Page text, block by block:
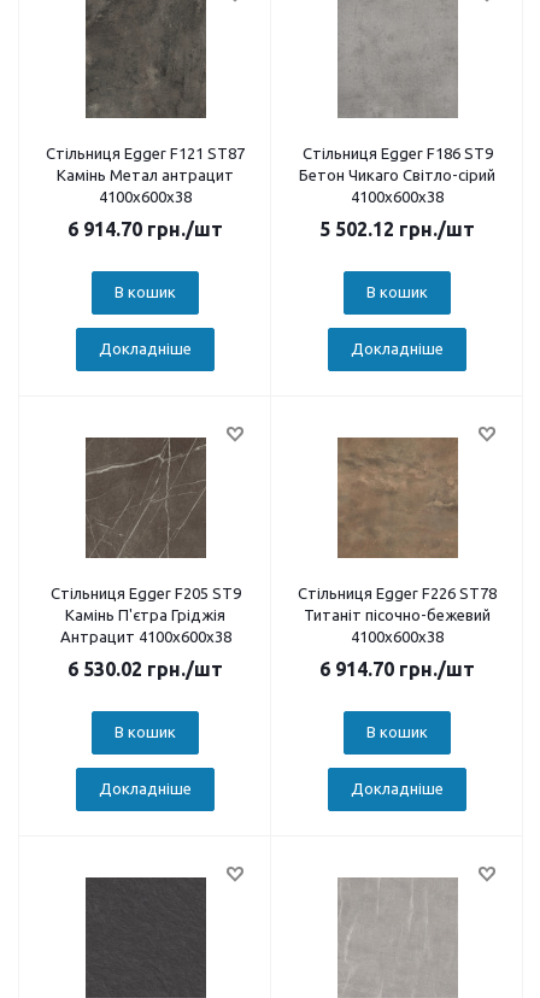
Стільниця Egger F121 ST87
Камінь Метал антрацит
4100х600х38
6 914.70 грн./шт
В кошик
Докладніше
Стільниця Egger F186 ST9
Бетон Чикаго Світло-сірий
4100х600х38
5 502.12 грн./шт
В кошик
Докладніше
Стільниця Egger F205 ST9
Камінь П'єтра Гріджія
Антрацит 4100х600х38
6 530.02 грн./шт
В кошик
Докладніше
Стільниця Egger F226 ST78
Титаніт пісочно-бежевий
4100х600х38
6 914.70 грн./шт
В кошик
Докладніше